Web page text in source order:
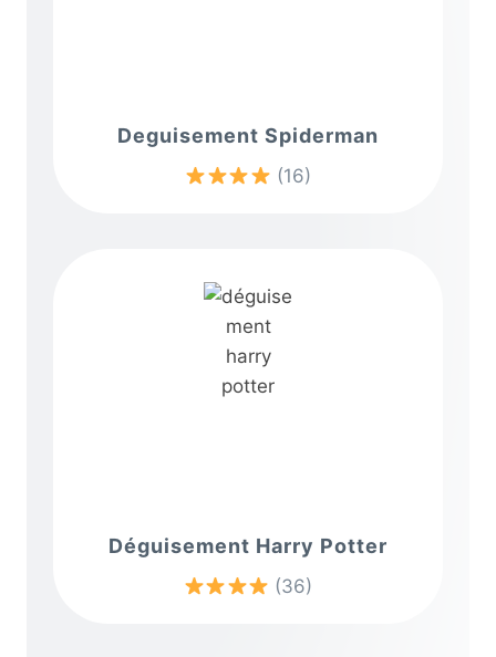
Deguisement Spiderman
(16)
Déguisement Harry Potter
(36)